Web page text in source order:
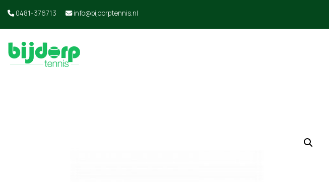
0481-376713 info@bijdorptennis.nl